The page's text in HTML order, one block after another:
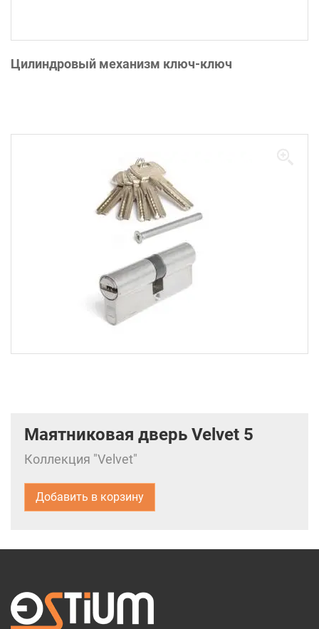
Цилиндровый механизм ключ-ключ
Маятниковая дверь Velvet 5
Коллекция "Velvet"
Добавить в корзину